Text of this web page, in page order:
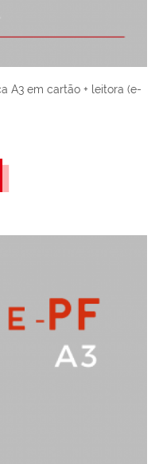
A3 em cartão + leitora (e-